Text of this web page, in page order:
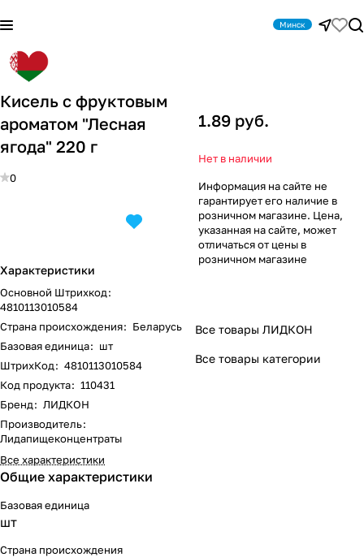
Минск
Кисель с фруктовым
ароматом "Лесная
ягода" 220 г
0
Характеристики
Основной Штрихкод:
4810113010584
Страна происхождения: Беларусь
Базовая единица: шт
ШтрихКод: 4810113010584
Код продукта: 110431
Бренд: ЛИДКОН
Производитель:
Лидапищеконцентраты
Все характеристики
1.89 руб.
Нет в наличии
Информация на сайте не
гарантирует его наличие в
розничном магазине. Цена,
указанная на сайте, может
отличаться от цены в
розничном магазине
Все товары ЛИДКОН
Все товары категории
Общие характеристики
Базовая единица
шт
Страна происхождения